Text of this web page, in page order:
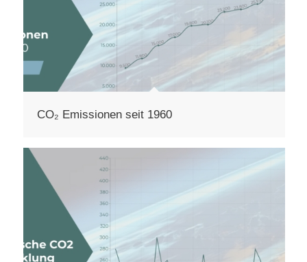
CO₂ Emissionen seit 1960